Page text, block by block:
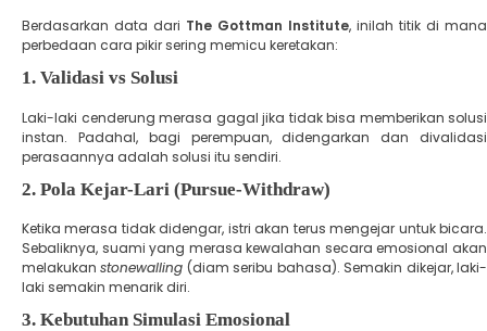
Berdasarkan data dari The Gottman Institute, inilah titik di mana
perbedaan cara pikir sering memicu keretakan:
​1. Validasi vs Solusi
​Laki-laki cenderung merasa gagal jika tidak bisa memberikan solusi
instan. Padahal, bagi perempuan, didengarkan dan divalidasi
perasaannya adalah solusi itu sendiri.
​2. Pola Kejar-Lari (Pursue-Withdraw)
​Ketika merasa tidak didengar, istri akan terus mengejar untuk bicara.
Sebaliknya, suami yang merasa kewalahan secara emosional akan
melakukanstonewalling (diam seribu bahasa). Semakin dikejar, laki-
laki semakin menarik diri.
​3. Kebutuhan Simulasi Emosional